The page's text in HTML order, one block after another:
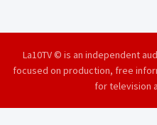
La10TV © is an independent
focused on production, free
for television